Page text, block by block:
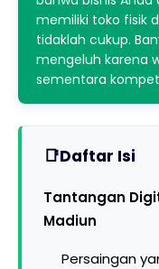
memiliki toko fisik
tidaklah cukup.
mengeluh karena
sementara
Daftar Isi
Tantangan
Madiun
Persaingan